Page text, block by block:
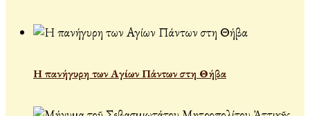
Η πανήγυρη των Αγίων Πάντων στη Θήβα